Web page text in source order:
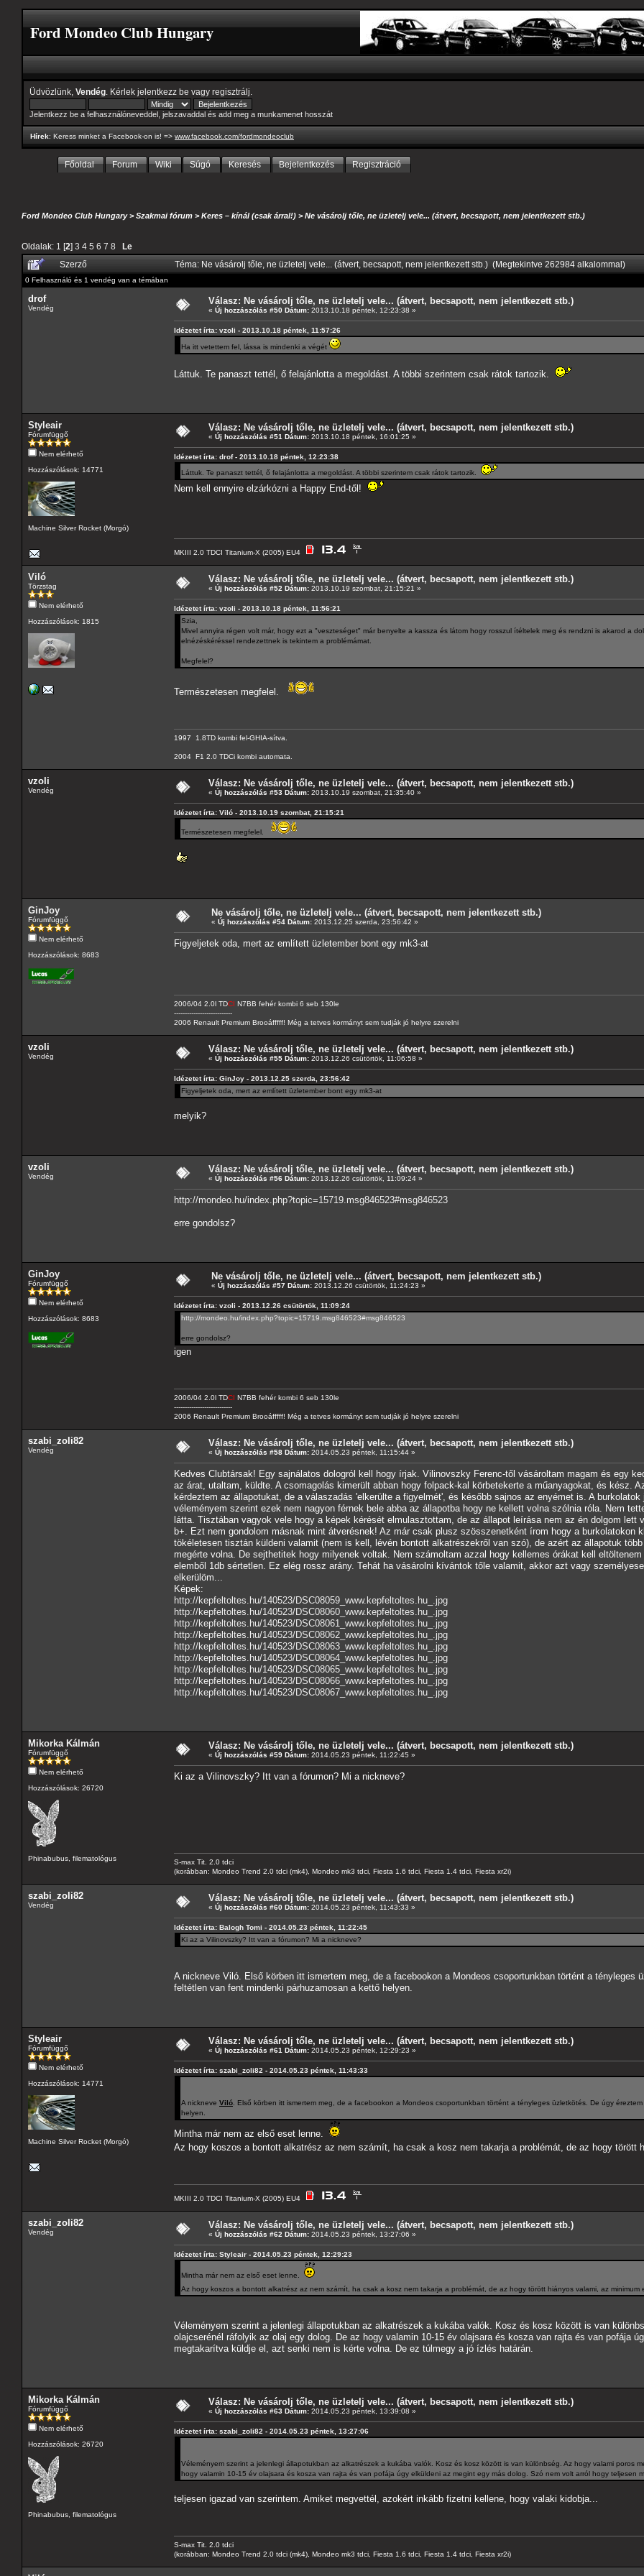
Ford Mondeo Club Hungary
Üdvözlünk, Vendég . Kérlek jelentkezz be vagy regisztrálj
Jelentkezz be a felhasználóneveddel, jelszavaddal és add meg a munkamenet hosszát
Hírek: Keress minket a Facebook-on is! => www.facebook.com/fordmondeoclub
Főoldal Forum Wiki Súgó Keresés Bejelentkezés Regisztráció
Ford Mondeo Club Hungary>Szakmai fórum >Keres – kínál (csak árral!) >Ne vásárolj tőle, ne üzletelj vele... (átvert, becsapott, nem jelentkezett stb.)
Oldalak: 1 [2] 3 4 5 6 7 8 Le
Szerző Téma: Ne vásárolj tőle, ne üzletelj vele... (átvert, becsapott, nem jelentkezett stb.) (Megtekintve 262984 alkalommal)
0 Felhasználó és 1 vendég van a témában
drof
Vendég
Válasz: Ne vásárolj tőle, ne üzletelj vele... (átvert, becsapott, nem jelentkezett stb.)
« Új hozzászólás #50 Dátum: 2013.10.18 péntek, 12:23:38 »
Idézetet írta: vzoli - 2013.10.18 péntek, 11:57:26
Ha itt vetettem fel, lássa is mindenki a végét
Láttuk. Te panaszt tettél, ő felajánlotta a megoldást. A többi szerintem csak rátok tartozik.
Styleair
Fórumfüggő
Nem elérhető
Hozzászólások: 14771
Machine Silver Rocket (Morgó)
Válasz: Ne vásárolj tőle, ne üzletelj vele... (átvert, becsapott, nem jelentkezett stb.)
« Új hozzászólás #51 Dátum: 2013.10.18 péntek, 16:01:25 »
Idézetet írta: drof - 2013.10.18 péntek, 12:23:38
Láttuk. Te panaszt tettél, ő felajánlotta a megoldást. A többi szerintem csak rátok tartozik.
Nem kell ennyire elzárkózni a Happy End-től!
MKIII 2.0 TDCI Titanium-X (2005) EU4
Viló
Törzstag
Nem elérhető
Hozzászólások: 1815
Válasz: Ne vásárolj tőle, ne üzletelj vele... (átvert, becsapott, nem jelentkezett stb.)
« Új hozzászólás #52 Dátum: 2013.10.19 szombat, 21:15:21 »
Idézetet írta: vzoli - 2013.10.18 péntek, 11:56:21
Szia,
Mivel annyira régen volt már, hogy ezt a "veszteséget" már benyelte a kassza és látom hogy rosszul ítéltelek meg és rendzni is akarod a
elnézéskéréssel rendezettnek is tekintem a problémámat.
Megfelel?
Természetesen megfelel.
1997 1.8TD kombi fel-GHIA-sítva.
2004 F1 2.0 TDCi kombi automata.
vzoli
Vendég
Válasz: Ne vásárolj tőle, ne üzletelj vele... (átvert, becsapott, nem jelentkezett stb.)
« Új hozzászólás #53 Dátum: 2013.10.19 szombat, 21:35:40 »
Idézetet írta: Viló - 2013.10.19 szombat, 21:15:21
Természetesen megfelel.
GinJoy
Fórumfüggő
Nem elérhető
Hozzászólások: 8683
Ne vásárolj tőle, ne üzletelj vele... (átvert, becsapott, nem jelentkezett stb.)
« Új hozzászólás #54 Dátum: 2013.12.25 szerda, 23:56:42 »
Figyeljetek oda, mert az említett üzletember bont egy mk3-at
2006/04 2.0l TDCI N7BB fehér kombi 6 seb 130le
---------------------------
2006 Renault Premium Brooáfffff! Még a tetves kormányt sem tudják jó helyre szerelni
vzoli
Vendég
Válasz: Ne vásárolj tőle, ne üzletelj vele... (átvert, becsapott, nem jelentkezett stb.)
« Új hozzászólás #55 Dátum: 2013.12.26 csütörtök, 11:06:58 »
Idézetet írta: GinJoy - 2013.12.25 szerda, 23:56:42
Figyeljetek oda, mert az említett üzletember bont egy mk3-at
melyik?
vzoli
Vendég
Válasz: Ne vásárolj tőle, ne üzletelj vele... (átvert, becsapott, nem jelentkezett stb.)
« Új hozzászólás #56 Dátum: 2013.12.26 csütörtök, 11:09:24 »
http://mondeo.hu/index.php?topic=15719.msg846523#msg846523
erre gondolsz?
GinJoy
Fórumfüggő
Nem elérhető
Hozzászólások: 8683
Ne vásárolj tőle, ne üzletelj vele... (átvert, becsapott, nem jelentkezett stb.)
« Új hozzászólás #57 Dátum: 2013.12.26 csütörtök, 11:24:23 »
Idézetet írta: vzoli - 2013.12.26 csütörtök, 11:09:24
http://mondeo.hu/index.php?topic=15719.msg846523#msg846523
erre gondolsz?
igen
2006/04 2.0l TDCI N7BB fehér kombi 6 seb 130le
---------------------------
2006 Renault Premium Brooáfffff! Még a tetves kormányt sem tudják jó helyre szerelni
szabi_zoli82
Vendég
Válasz: Ne vásárolj tőle, ne üzletelj vele... (átvert, becsapott, nem jelentkezett stb.)
« Új hozzászólás #58 Dátum: 2014.05.23 péntek, 11:15:44 »
Kedves Clubtársak! Egy sajnálatos dologról kell hogy írjak. Vilinovszky Ferenc-től vásároltam magam és egy
az árat, utaltam, küldte. A csomagolás kimerült abban hogy folpack-kal körbetekerte a műanyagokat, és kész.
kérdeztem az állapotukat, de a válaszadás 'elkerülte a figyelmét', és később sajnos az enyémet is. A
véleményem szerint ezek nem nagyon férnek bele abba az állapotba hogy ne kellett volna szólnia róla. Nem
látta. Tisztában vagyok vele hogy a képek kérését elmulasztottam, de az állapot leírása nem az én dolgom
b+. Ezt nem gondolom másnak mint átverésnek! Az már csak plusz szösszenetként írom hogy a burkolatokon
tökéletesen tisztán küldeni valamit (nem is kell, lévén bontott alkatrészekről van szó), de azért az állapotuk
megérte volna. De sejthetitek hogy milyenek voltak. Nem számoltam azzal hogy kellemes órákat kell
elemből 1db sértetlen. Ez elég rossz arány. Tehát ha vásárolni kívántok tőle valamit, akkor azt vagy
elkerülöm...
Képek:
http://kepfeltoltes.hu/140523/DSC08059_www.kepfeltoltes.hu_.jpg
http://kepfeltoltes.hu/140523/DSC08060_www.kepfeltoltes.hu_.jpg
http://kepfeltoltes.hu/140523/DSC08061_www.kepfeltoltes.hu_.jpg
http://kepfeltoltes.hu/140523/DSC08062_www.kepfeltoltes.hu_.jpg
http://kepfeltoltes.hu/140523/DSC08063_www.kepfeltoltes.hu_.jpg
http://kepfeltoltes.hu/140523/DSC08064_www.kepfeltoltes.hu_.jpg
http://kepfeltoltes.hu/140523/DSC08065_www.kepfeltoltes.hu_.jpg
http://kepfeltoltes.hu/140523/DSC08066_www.kepfeltoltes.hu_.jpg
http://kepfeltoltes.hu/140523/DSC08067_www.kepfeltoltes.hu_.jpg
Mikorka Kálmán
Fórumfüggő
Nem elérhető
Hozzászólások: 26720
Phinabubus, filematológus
Válasz: Ne vásárolj tőle, ne üzletelj vele... (átvert, becsapott, nem jelentkezett stb.)
« Új hozzászólás #59 Dátum: 2014.05.23 péntek, 11:22:45 »
Ki az a Vilinovszky? Itt van a fórumon? Mi a nickneve?
S-max Tit. 2.0 tdci
(korábban: Mondeo Trend 2.0 tdci (mk4), Mondeo mk3 tdci, Fiesta 1.6 tdci, Fiesta 1.4 tdci, Fiesta xr2i)
szabi_zoli82
Vendég
Válasz: Ne vásárolj tőle, ne üzletelj vele... (átvert, becsapott, nem jelentkezett stb.)
« Új hozzászólás #60 Dátum: 2014.05.23 péntek, 11:43:33 »
Idézetet írta: Balogh Tomi - 2014.05.23 péntek, 11:22:45
Ki az a Vilinovszky? Itt van a fórumon? Mi a nickneve?
A nickneve Viló. Első körben itt ismertem meg, de a facebookon a Mondeos csoportunkban történt a
feltétlen van fent mindenki párhuzamosan a kettő helyen.
Styleair
Fórumfüggő
Nem elérhető
Hozzászólások: 14771
Machine Silver Rocket (Morgó)
Válasz: Ne vásárolj tőle, ne üzletelj vele... (átvert, becsapott, nem jelentkezett stb.)
« Új hozzászólás #61 Dátum: 2014.05.23 péntek, 12:29:23 »
Idézetet írta: szabi_zoli82 - 2014.05.23 péntek, 11:43:33
A nickneve Viló . Első körben itt ismertem meg, de a facebookon a Mondeos csoportunkban történt a tényleges üzletkötés. De úgy
helyen.
Mintha már nem az első eset lenne.
Az hogy koszos a bontott alkatrész az nem számít, ha csak a kosz nem takarja a problémát, de az hogy
MKIII 2.0 TDCI Titanium-X (2005) EU4
szabi_zoli82
Vendég
Válasz: Ne vásárolj tőle, ne üzletelj vele... (átvert, becsapott, nem jelentkezett stb.)
« Új hozzászólás #62 Dátum: 2014.05.23 péntek, 13:27:06 »
Idézetet írta: Styleair - 2014.05.23 péntek, 12:29:23
Mintha már nem az első eset lenne.
Az hogy koszos a bontott alkatrész az nem számít, ha csak a kosz nem takarja a problémát, de az hogy törött hiányos valami, az minimum
Véleményem szerint a jelenlegi állapotukban az alkatrészek a kukába valók. Kosz és kosz között is van
olajcserénél ráfolyik az olaj egy dolog. De az hogy valamin 10-15 év olajsara és kosza van rajta és van pofája
megtakarítva küldje el, azt senki nem is kérte volna. De ez túlmegy a jó ízlés határán.
Mikorka Kálmán
Fórumfüggő
Nem elérhető
Hozzászólások: 26720
Phinabubus, filematológus
Válasz: Ne vásárolj tőle, ne üzletelj vele... (átvert, becsapott, nem jelentkezett stb.)
« Új hozzászólás #63 Dátum: 2014.05.23 péntek, 13:39:08 »
Idézetet írta: szabi_zoli82 - 2014.05.23 péntek, 13:27:06
Véleményem szerint a jelenlegi állapotukban az alkatrészek a kukába valók. Kosz és kosz között is van különbség. Az hogy valami poros
hogy valamin 10-15 év olajsara és kosza van rajta és van pofája úgy elküldeni az megint egy más dolog. Szó nem volt arról hogy teljesen
teljesen igazad van szerintem. Amiket megvettél, azokért inkább fizetni kellene, hogy valaki kidobja...
S-max Tit. 2.0 tdci
(korábban: Mondeo Trend 2.0 tdci (mk4), Mondeo mk3 tdci, Fiesta 1.6 tdci, Fiesta 1.4 tdci, Fiesta xr2i)